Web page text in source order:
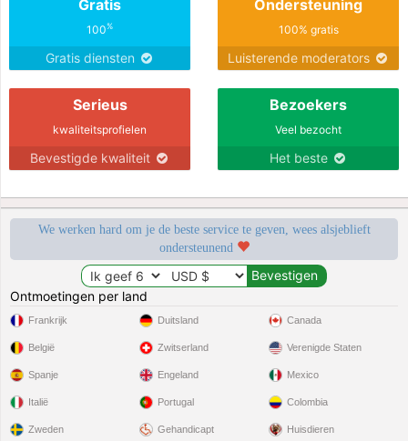
Gratis
100%
Gratis diensten
Ondersteuning
100% gratis
Luisterende moderators
Serieus
kwaliteitsprofielen
Bevestigde kwaliteit
Bezoekers
Veel bezocht
Het beste
We werken hard om je de beste service te geven, wees alsjeblieft
ondersteunend
Ontmoetingen per land
Frankrijk
België
Spanje
Italië
Zweden
Duitsland
Zwitserland
Engeland
Portugal
Gehandicapt
Canada
Verenigde Staten
Mexico
Colombia
Huisdieren